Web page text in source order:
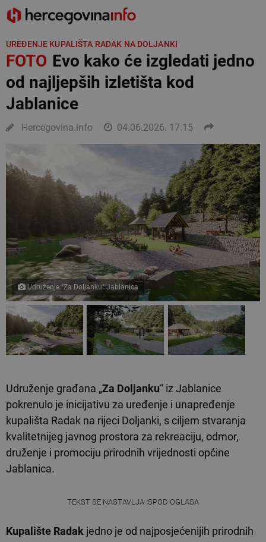
UREĐENJE KUPALIŠTA RADAK NA DOLJANKI
FOTOEvo kako će izgledati jedno
od najljepših izletišta kod
Jablanice
Hercegovina.info 04.06.2026. 17:15
Udruženje "Za Doljanku" Jablanica
Udruženje građana „Za Doljanku“ iz Jablanice
pokrenulo je inicijativu za uređenje i unapređenje
kupališta Radak na rijeci Doljanki, s ciljem stvaranja
kvalitetnijeg javnog prostora za rekreaciju, odmor,
druženje i promociju prirodnih vrijednosti općine
Jablanica.
TEKST SE NASTAVLJA ISPOD OGLASA
Kupalište Radak jedno je od najposjećenijih prirodnih